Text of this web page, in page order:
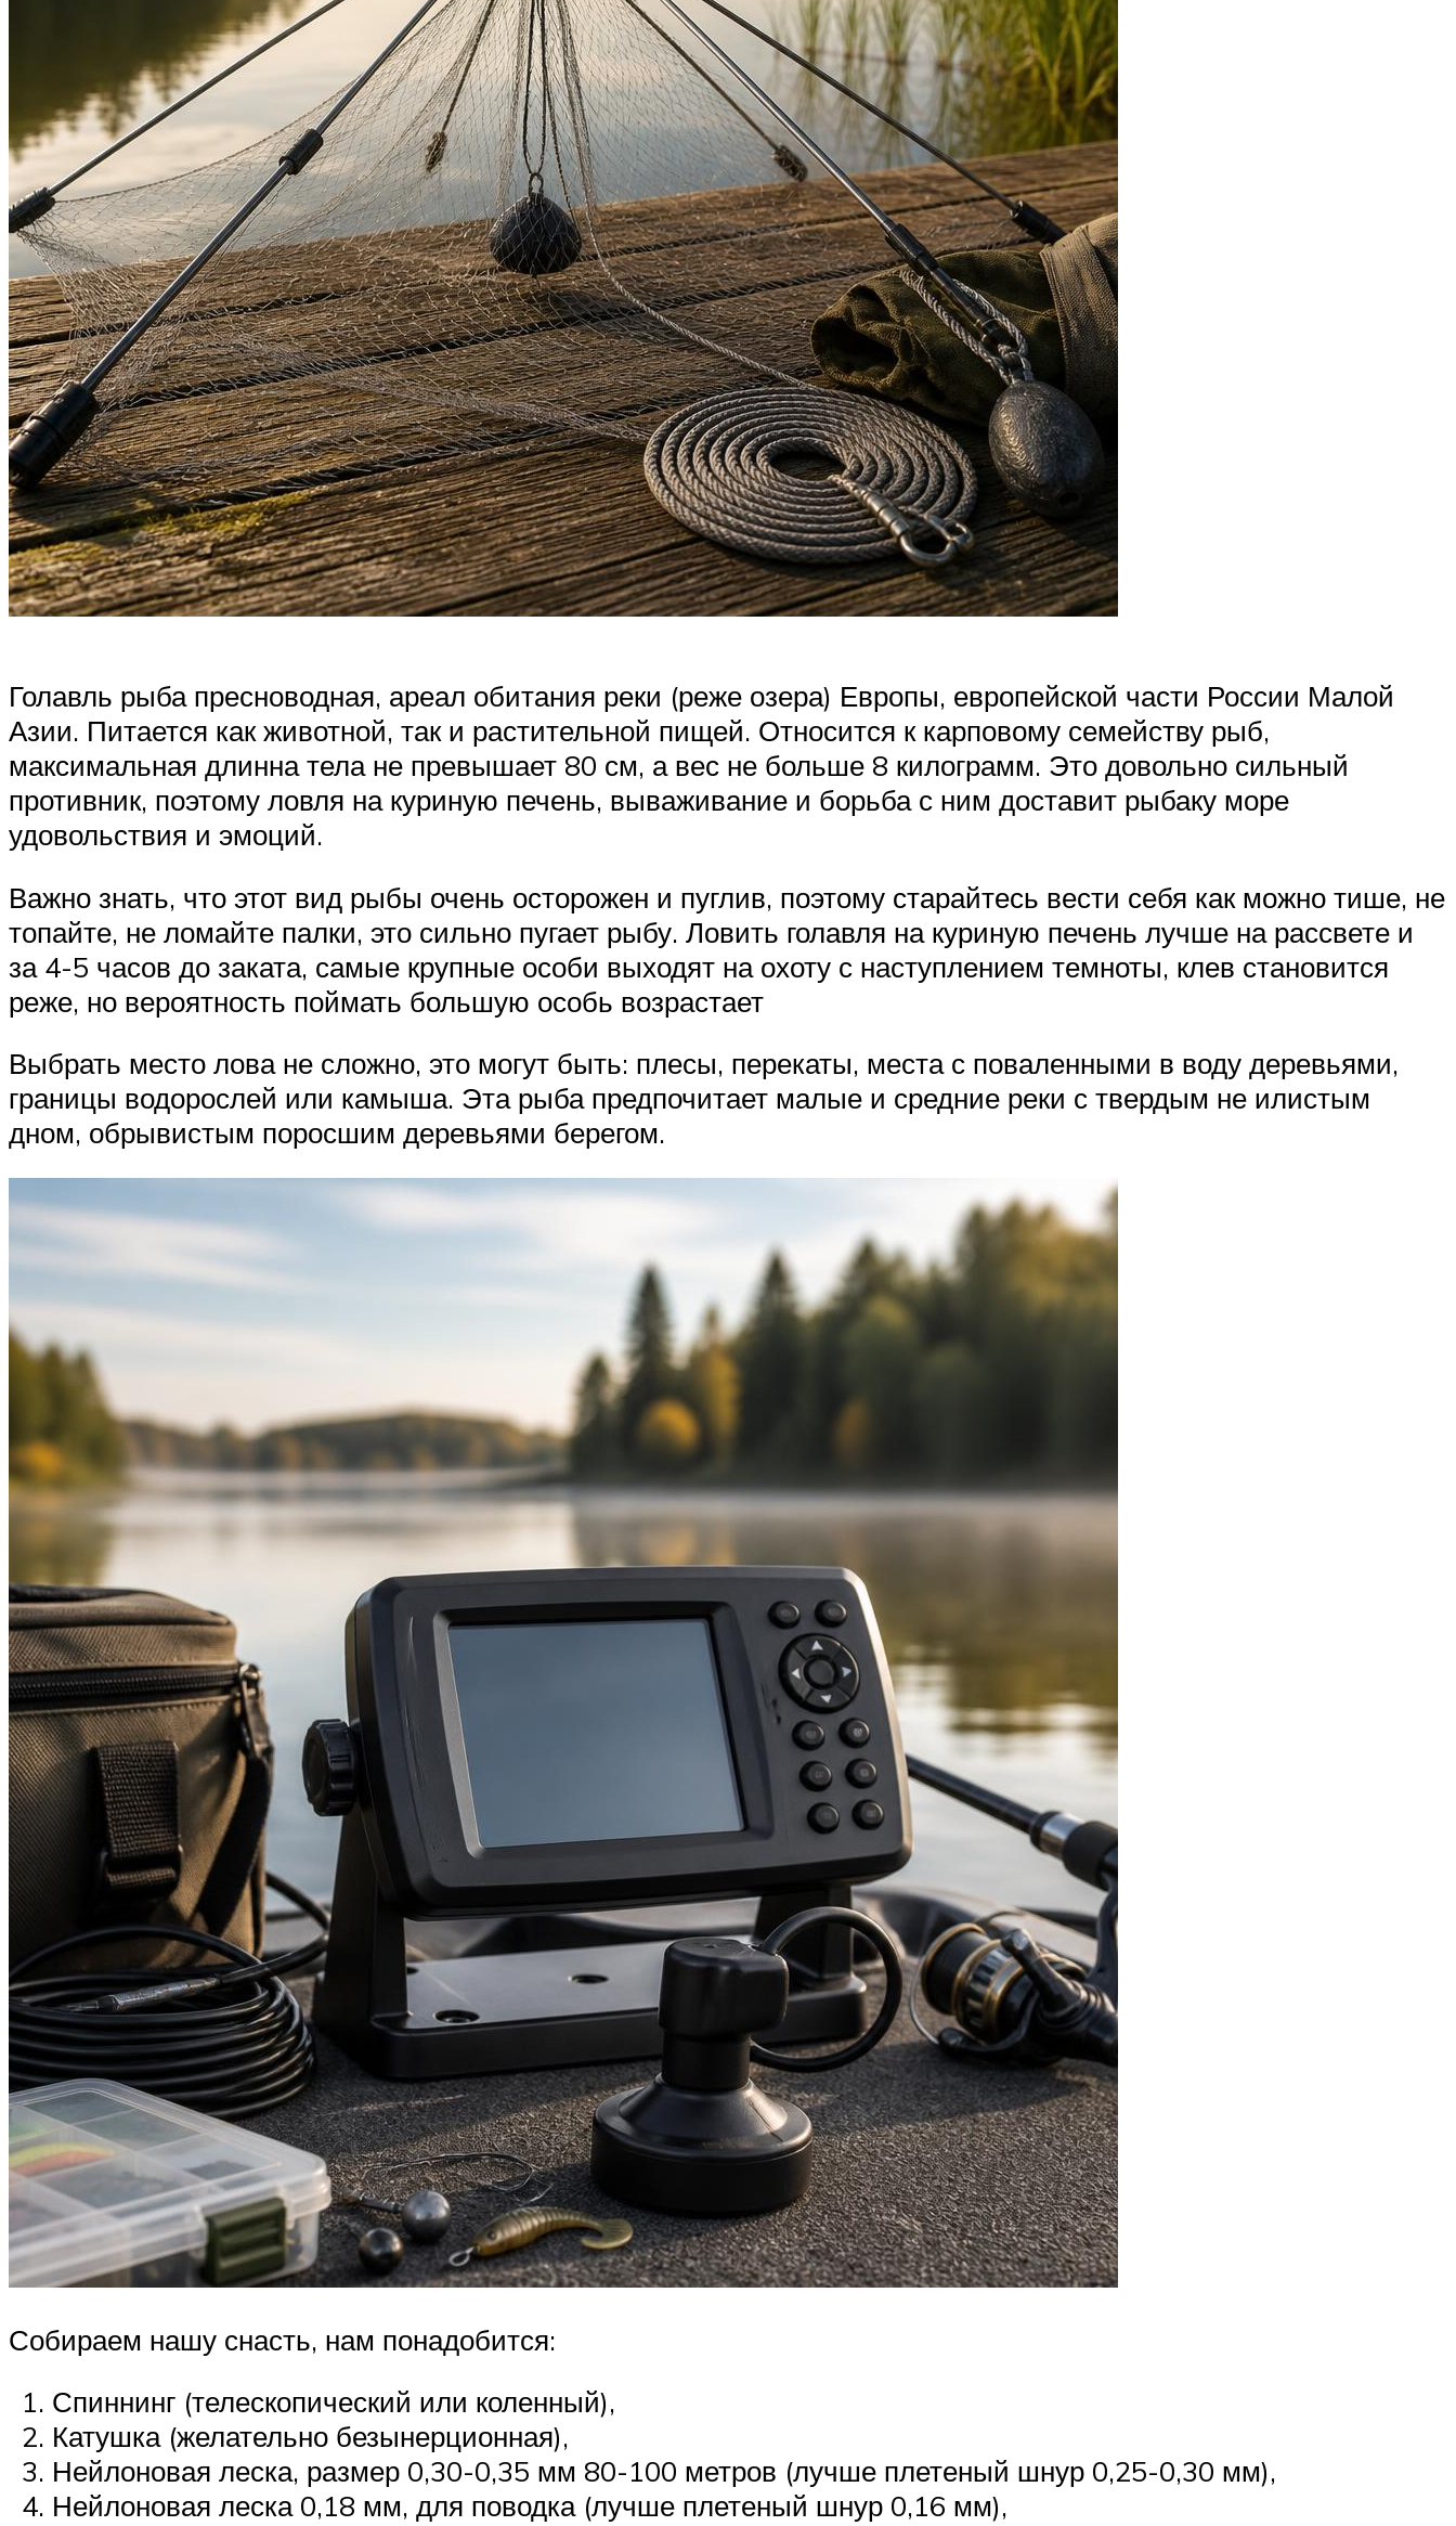
Голавль рыба пресноводная, ареал обитания реки (реже озера) Европы, европейской части России Малой
Азии. Питается как животной, так и растительной пищей. Относится к карповому семейству рыб,
максимальная длинна тела не превышает 80 см, а вес не больше 8 килограмм. Это довольно сильный
противник, поэтому ловля на куриную печень, вываживание и борьба с ним доставит рыбаку море
удовольствия и эмоций.
Важно знать, что этот вид рыбы очень осторожен и пуглив, поэтому старайтесь вести себя как можно тише, не
топайте, не ломайте палки, это сильно пугает рыбу. Ловить голавля на куриную печень лучше на рассвете и
за 4-5 часов до заката, самые крупные особи выходят на охоту с наступлением темноты, клев становится
реже, но вероятность поймать большую особь возрастает
Выбрать место лова не сложно, это могут быть: плесы, перекаты, места с поваленными в воду деревьями,
границы водорослей или камыша. Эта рыба предпочитает малые и средние реки с твердым не илистым
дном, обрывистым поросшим деревьями берегом.
Собираем нашу снасть, нам понадобится:
Спиннинг (телескопический или коленный),
Катушка (желательно безынерционная),
Нейлоновая леска, размер 0,30-0,35 мм 80-100 метров (лучше плетеный шнур 0,25-0,30 мм),
Нейлоновая леска 0,18 мм, для поводка (лучше плетеный шнур 0,16 мм),